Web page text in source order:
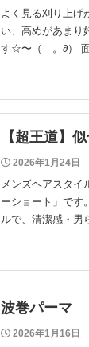
よく見る刈り上げ
い、高めがあまり
す☆〜（ゝ。∂）
【超王道】
2026年1月24日
メンズヘアスタイ
ーショート」です
ルで、清潔感・男
波巻パーマ
2026年1月16日